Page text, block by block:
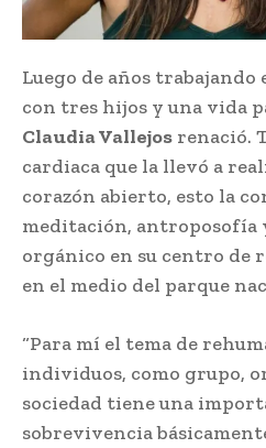
Luego de años
con tres hijos y una vida
Claudia Vallejos renació.
cardiaca que la llevó a
corazón abierto, esto la
meditación, antroposofía
orgánico en su centro de
en el medio del parque
“Para mí el tema de
individuos, como grupo,
sociedad tiene una
sobrevivencia